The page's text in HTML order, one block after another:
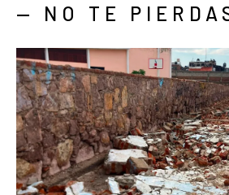
— NO TE